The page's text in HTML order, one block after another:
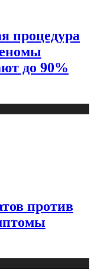
процедура
до 90%
против